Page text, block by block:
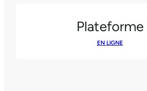
Plateforme
EN LIGNE